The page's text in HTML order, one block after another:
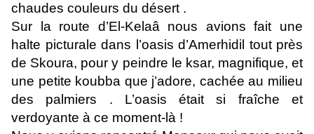
chaudes couleurs du désert .
Sur la route d’El-Kelaâ nous avions fait une
halte picturale dans l’oasis d’Amerhidil tout près
de Skoura, pour y peindre le ksar, magnifique, et
une petite koubba que j’adore, cachée au milieu
des palmiers . L’oasis était si fraîche et
verdoyante à ce moment-là !